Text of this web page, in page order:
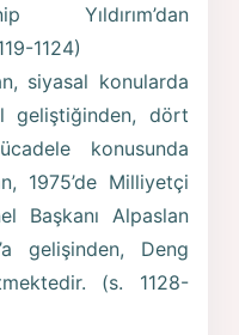
Yıldırım’dan
1124)
siyasal konularda
geliştiğinden, dört
konusunda
1975’de Milliyetçi
Başkanı Alpaslan
gelişinden, Deng
(s. 1128-